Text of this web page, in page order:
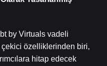
by Virtuals vadeli
özelliklerinden biri,
hitap edecek